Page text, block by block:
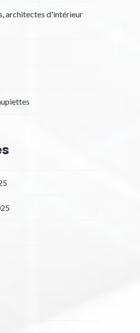
architectes d'intérieur